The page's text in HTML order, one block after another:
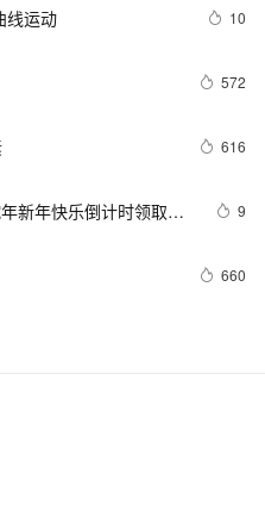
线运动 10
572
616
新年快乐倒计时领取礼
草卓伊凡-做一条关于新
9
660
、%与px大PK，掌握它